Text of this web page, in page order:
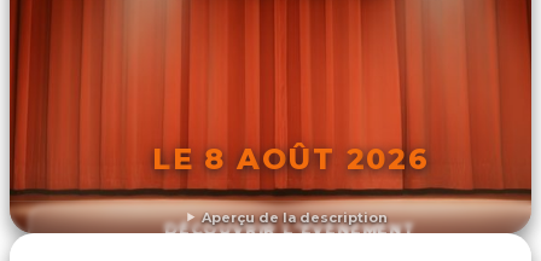
Aperçu de la description
LE 8 AOÛT 2026
DÉCOUVRIR L'ÉVÉNEMENT